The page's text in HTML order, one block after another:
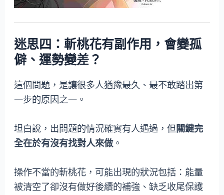
迷思四：斬桃花有副作用，會變孤
僻、運勢變差？
這個問題，是讓很多人猶豫最久、最不敢踏出第
一步的原因之一。
坦白說，出問題的情況確實有人遇過，但 關鍵完
全在於有沒有找對人來做。
操作不當的斬桃花，可能出現的狀況包括：能量
被清空了卻沒有做好後續的補強、缺乏收尾保護